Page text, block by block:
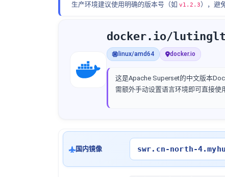
生产环境建议使用明确的版本号（如 v1.2.3），避
docker.io/
linux/amd64 docker.io
这是Apache Superset的中文版本
需额外手动设置语言环境即可直接使
国内镜像 swr.cn-north-